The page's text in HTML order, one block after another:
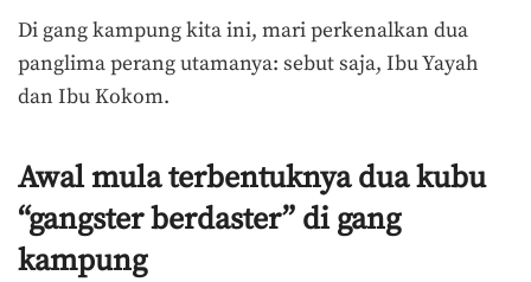
Di gang kampung kita ini, mari perkenalkan dua
panglima perang utamanya: sebut saja, Ibu Yayah
dan Ibu Kokom.
Awal mula terbentuknya dua kubu
“gangster berdaster” di gang
kampung